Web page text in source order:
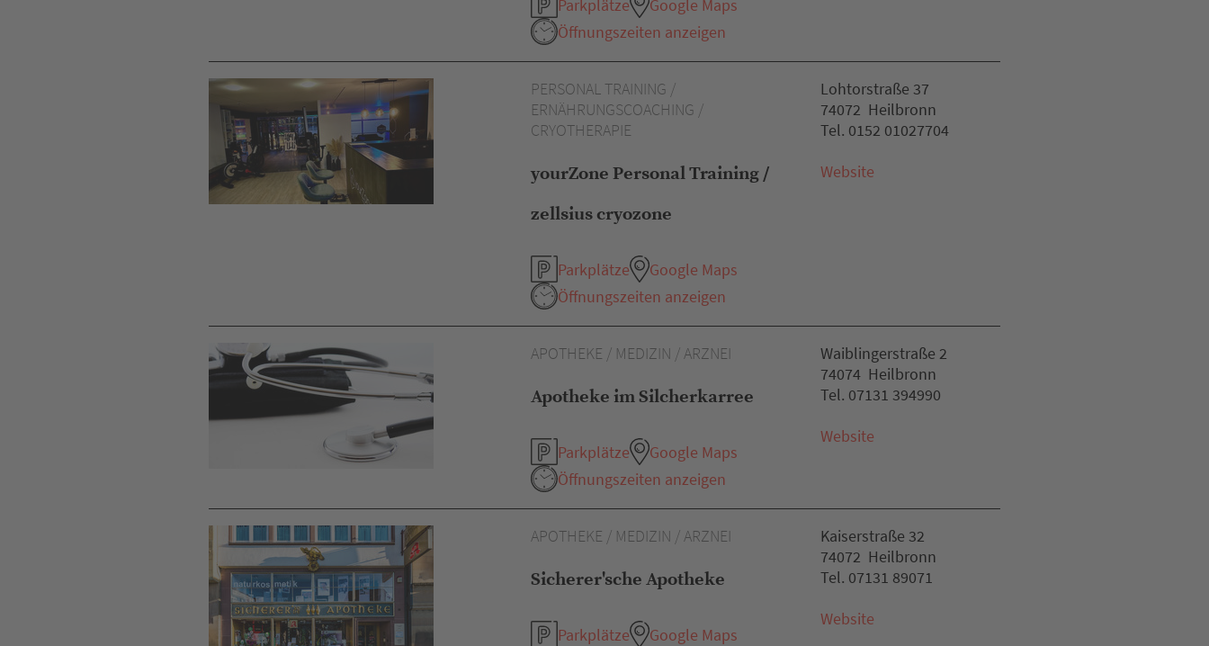
Parkplätze
Google Maps
Öffnungszeiten anzeigen
PERSONAL TRAINING /
ERNÄHRUNGSCOACHING /
CRYOTHERAPIE
yourZone Personal Training /
zellsius cryozone
Parkplätze
Google Maps
Öffnungszeiten anzeigen
Lohtorstraße 37
74072 Heilbronn
Tel. 0152 01027704
Website
APOTHEKE / MEDIZIN / ARZNEI
Apotheke im Silcherkarree
Parkplätze
Google Maps
Öffnungszeiten anzeigen
Waiblingerstraße 2
74074 Heilbronn
Tel. 07131 394990
Website
APOTHEKE / MEDIZIN / ARZNEI
Sicherer'sche Apotheke
Parkplätze
Google Maps
Kaiserstraße 32
74072 Heilbronn
Tel. 07131 89071
Website